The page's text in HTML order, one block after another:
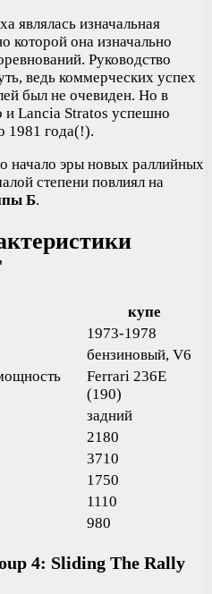
являлась изначальная
которой она изначально
Руководство
ведь коммерческих успех
был не очевиден. Но в
и Lancia Stratos успешно
1981 года(!).
начало эры новых раллийных
степени повлиял на
Б.
купе
1973-1978
бензиновый, V6
Ferrari 236E
(190)
задний
2180
3710
1750
1110
980
4: Sliding The Rally